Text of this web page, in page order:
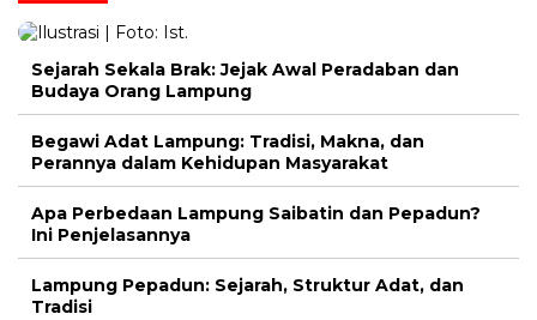
Sejarah Sekala Brak: Jejak Awal Peradaban dan
Budaya Orang Lampung
Begawi Adat Lampung: Tradisi, Makna, dan
Perannya dalam Kehidupan Masyarakat
Apa Perbedaan Lampung Saibatin dan Pepadun?
Ini Penjelasannya
Lampung Pepadun: Sejarah, Struktur Adat, dan
Tradisi